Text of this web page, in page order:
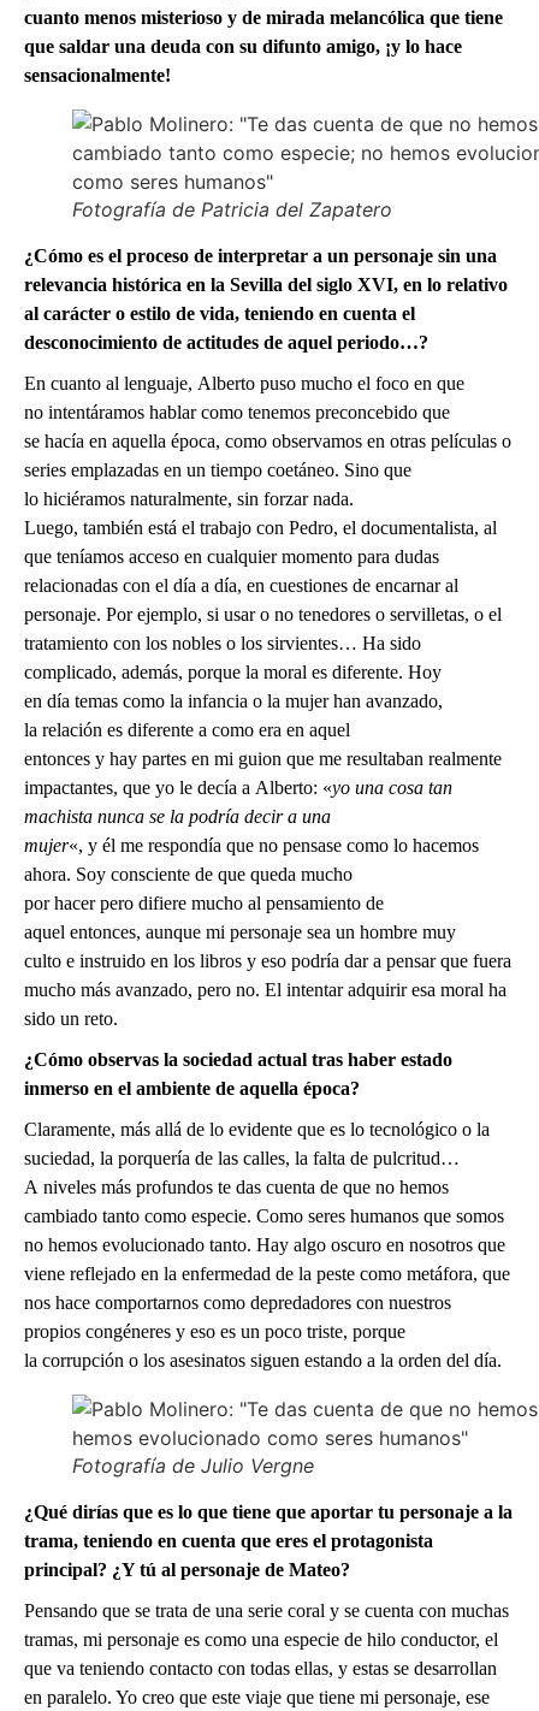
cuanto menos misterioso y de mirada melancólica que tiene
que saldar una deuda con su difunto amigo, ¡y lo hace
sensacionalmente!
Fotografía de Patricia del Zapatero
¿Cómo es el proceso de interpretar a un personaje sin una
relevancia histórica en la Sevilla del siglo XVI, en lo relativo
al carácter o estilo de vida, teniendo en cuenta el
desconocimiento de actitudes de aquel periodo…?
En cuanto al lenguaje, Alberto puso mucho el foco en que
no intentáramos hablar como tenemos preconcebido que
se hacía en aquella época, como observamos en otras películas o
series emplazadas en un tiempo coetáneo. Sino que
lo hiciéramos naturalmente, sin forzar nada.
Luego, también está el trabajo con Pedro, el documentalista, al
que teníamos acceso en cualquier momento para dudas
relacionadas con el día a día, en cuestiones de encarnar al
personaje. Por ejemplo, si usar o no tenedores o servilletas, o el
tratamiento con los nobles o los sirvientes… Ha sido
complicado, además, porque la moral es diferente. Hoy
en día temas como la infancia o la mujer han avanzado,
la relación es diferente a como era en aquel
entonces y hay partes en mi guion que me resultaban realmente
impactantes, que yo le decía a Alberto: «yo una cosa tan
machista nunca se la podría decir a una
mujer«, y él me respondía que no pensase como lo hacemos
ahora. Soy consciente de que queda mucho
por hacer pero difiere mucho al pensamiento de
aquel entonces, aunque mi personaje sea un hombre muy
culto e instruido en los libros y eso podría dar a pensar que fuera
mucho más avanzado, pero no. El intentar adquirir esa moral ha
sido un reto.
¿Cómo observas la sociedad actual tras haber estado
inmerso en el ambiente de aquella época?
Claramente, más allá de lo evidente que es lo tecnológico o la
suciedad, la porquería de las calles, la falta de pulcritud…
A niveles más profundos te das cuenta de que no hemos
cambiado tanto como especie. Como seres humanos que somos
no hemos evolucionado tanto. Hay algo oscuro en nosotros que
viene reflejado en la enfermedad de la peste como metáfora, que
nos hace comportarnos como depredadores con nuestros
propios congéneres y eso es un poco triste, porque
la corrupción o los asesinatos siguen estando a la orden del día.
Fotografía de Julio Vergne
¿Qué dirías que es lo que tiene que aportar tu personaje a la
trama, teniendo en cuenta que eres el protagonista
principal? ¿Y tú al personaje de Mateo?
Pensando que se trata de una serie coral y se cuenta con muchas
tramas, mi personaje es como una especie de hilo conductor, el
que va teniendo contacto con todas ellas, y estas se desarrollan
en paralelo. Yo creo que este viaje que tiene mi personaje, ese